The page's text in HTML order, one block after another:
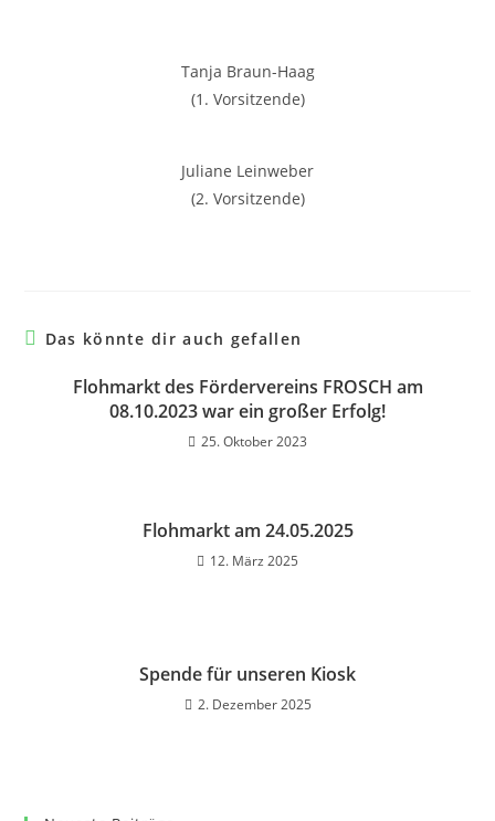
Tanja Braun-Haag
(1. Vorsitzende)
Juliane Leinweber
(2. Vorsitzende)
Das könnte dir auch gefallen
Flohmarkt des Fördervereins FROSCH am
08.10.2023 war ein großer Erfolg!
25. Oktober 2023
Flohmarkt am 24.05.2025
12. März 2025
Spende für unseren Kiosk
2. Dezember 2025